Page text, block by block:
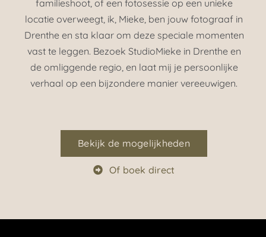
familieshoot, of een fotosessie op een unieke
locatie overweegt, ik, Mieke, ben jouw fotograaf in
Drenthe en sta klaar om deze speciale momenten
vast te leggen. Bezoek StudioMieke in Drenthe en
de omliggende regio, en laat mij je persoonlijke
verhaal op een bijzondere manier vereeuwigen.
Bekijk de mogelijkheden
Of boek direct